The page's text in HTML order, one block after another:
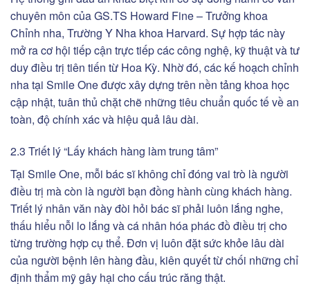
chuyên môn của GS.TS Howard Fine – Trưởng khoa
Chỉnh nha, Trường Y Nha khoa Harvard. Sự hợp tác này
mở ra cơ hội tiếp cận trực tiếp các công nghệ, kỹ thuật và tư
duy điều trị tiên tiến từ Hoa Kỳ. Nhờ đó, các kế hoạch chỉnh
nha tại Smile One được xây dựng trên nền tảng khoa học
cập nhật, tuân thủ chặt chẽ những tiêu chuẩn quốc tế về an
toàn, độ chính xác và hiệu quả lâu dài.
2.3 Triết lý “Lấy khách hàng làm trung tâm”
Tại Smile One, mỗi bác sĩ không chỉ đóng vai trò là người
điều trị mà còn là người bạn đồng hành cùng khách hàng.
Triết lý nhân văn này đòi hỏi bác sĩ phải luôn lắng nghe,
thấu hiểu nỗi lo lắng và cá nhân hóa phác đồ điều trị cho
từng trường hợp cụ thể. Đơn vị luôn đặt sức khỏe lâu dài
của người bệnh lên hàng đầu, kiên quyết từ chối những chỉ
định thẩm mỹ gây hại cho cấu trúc răng thật.